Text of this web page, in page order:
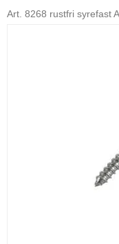
Art. 8268 rustfri syrefast